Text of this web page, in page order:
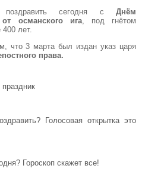
поздравить сегодня с Днём
османского ига, под гнётом
400 лет.
что 3 марта был издан указ царя
права.
Голосовая открытка это
Гороскоп скажет все!